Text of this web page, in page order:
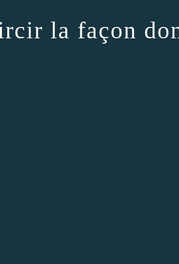
la façon